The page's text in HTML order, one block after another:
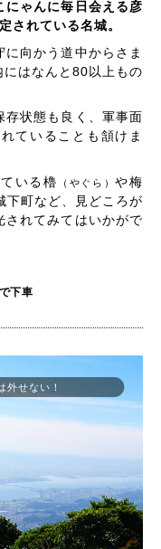
にゃんに毎日会える彦
されている名城。
向かう道中からさま
はなんと80以上もの
存状態も良く、軍事面
ていることも頷けま
いる櫓
（やぐら）や梅
下町など、見どころが
されてみてはいかがで
で下車
外せない！